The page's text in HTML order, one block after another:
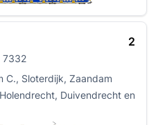
7332
2
C., Sloterdijk, Zaandam
Duivendrecht en